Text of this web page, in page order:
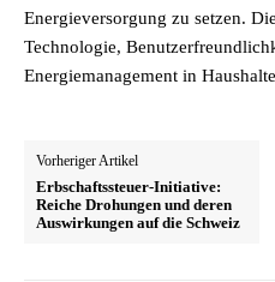
Energieversorgung zu setzen.
Technologie,
Energiemanagement in
Vorheriger Artikel
Erbschaftssteuer-Initiative:
Reiche Drohungen und deren
Auswirkungen auf die Schweiz